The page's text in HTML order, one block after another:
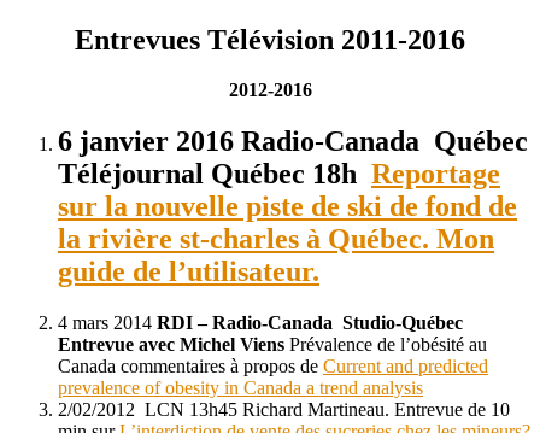
Entrevues Télévision 2011-2016
2012-2016
6 janvier 2016 Radio-Canada Québec
Téléjournal Québec 18h Reportage
sur la nouvelle piste de ski de fond de
la rivière st-charles à Québec. Mon
guide de l’utilisateur.
4 mars 2014 RDI – Radio-Canada Studio-Québec
Entrevue avec Michel Viens Prévalence de l’obésité au
Canada commentaires à propos de Current and predicted
prevalence of obesity in Canada a trend analysis
2/02/2012 LCN 13h45 Richard Martineau. Entrevue de 10